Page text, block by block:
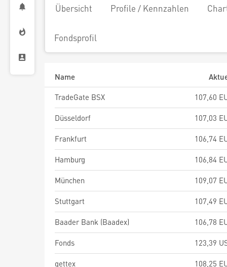
Übersicht Profile / Kennzahlen
Fondsprofil
Name
TradeGate BSX
107,60
Düsseldorf 107,03
Frankfurt 106,74
Hamburg 106,84
München 109,07
Stuttgart 107,49
Baader Bank (Baadex) 106,78
Fonds 123,39
gettex 108,25